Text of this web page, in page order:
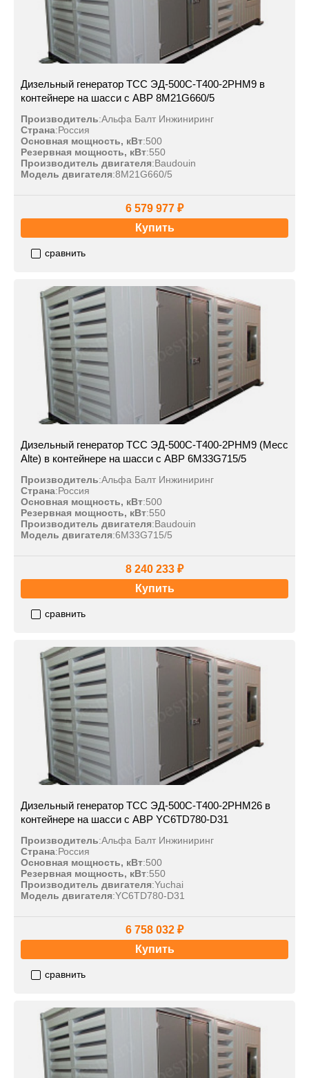
Дизельный генератор ТСС ЭД-500С-Т400-2РНМ9 в
контейнере на шасси с АВР 8M21G660/5
Производитель:Альфа Балт Инжиниринг
Страна:Россия
Основная мощность, кВт:500
Резервная мощность, кВт:550
Производитель двигателя:Baudouin
Модель двигателя:8M21G660/5
6 579 977 ₽
Купить
сравнить
Дизельный генератор ТСС ЭД-500С-Т400-2РНМ9 (Mecc
Alte) в контейнере на шасси с АВР 6M33G715/5
Производитель:Альфа Балт Инжиниринг
Страна:Россия
Основная мощность, кВт:500
Резервная мощность, кВт:550
Производитель двигателя:Baudouin
Модель двигателя:6M33G715/5
8 240 233 ₽
Купить
сравнить
Дизельный генератор ТСС ЭД-500С-Т400-2РНМ26 в
контейнере на шасси с АВР YC6TD780-D31
Производитель:Альфа Балт Инжиниринг
Страна:Россия
Основная мощность, кВт:500
Резервная мощность, кВт:550
Производитель двигателя:Yuchai
Модель двигателя:YC6TD780-D31
6 758 032 ₽
Купить
сравнить